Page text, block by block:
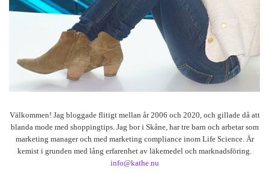
Välkommen! Jag bloggade flitigt mellan år 2006 och 2020, och gillade då att
blanda mode med shoppingtips. Jag bor i Skåne, har tre barn och arbetar som
marketing manager och med marketing compliance inom Life Science. Är
kemist i grunden med lång erfarenhet av läkemedel och marknadsföring.
info@kathe.nu